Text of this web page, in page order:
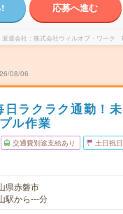
応募へ進む
派遣会社 株式会社ウィルオブ・ワーク
08/06
日ラクラク通勤！
ル作業
交通費別途支給あり 土日祝
県赤磐市
駅から---分